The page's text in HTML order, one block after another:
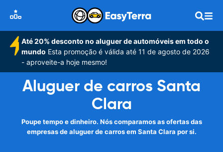
Até 20% desconto no aluguer de automóveis em todo o
mundo Esta promoção é válida até 11 de agosto de 2026
- aproveite-a hoje mesmo!
Aluguer de carros Santa
Clara
Poupe tempo e dinheiro. Nós comparamos as ofertas das
empresas de aluguer de carros em Santa Clara por si.